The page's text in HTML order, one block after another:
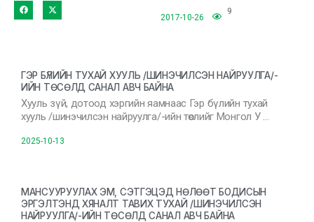
2017-10-26
9
ГЭР БҮЛИЙН ТУХАЙ ХУУЛЬ /ШИНЭЧИЛСЭН НАЙРУУЛГА/-
ИЙН ТӨСӨЛД САНАЛ АВЧ БАЙНА
Хууль зүй, дотоод хэргийн яамнаас Гэр бүлийн тухай
хууль /шинэчилсэн найруулга/-ийн төслийг Монгол У …
2025-10-13
МАНСУУРУУЛАХ ЭМ, СЭТГЭЦЭД НӨЛӨӨТ БОДИСЫН
ЭРГЭЛТЭНД ХЯНАЛТ ТАВИХ ТУХАЙ /ШИНЭЧИЛСЭН
НАЙРУУЛГА/-ИЙН ТӨСӨЛД САНАЛ АВЧ БАЙНА